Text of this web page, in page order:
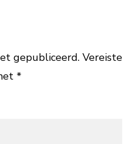
gepubliceerd. Vereiste
*